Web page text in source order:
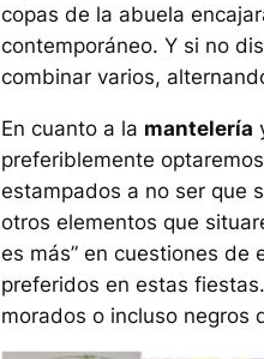
copas de la abuela
contemporáneo. Y si no
combinar varios,
En cuanto a la mantelería
preferiblemente
estampados a no ser que
otros elementos que
es más” en cuestiones de
preferidos en estas
morados o incluso negros